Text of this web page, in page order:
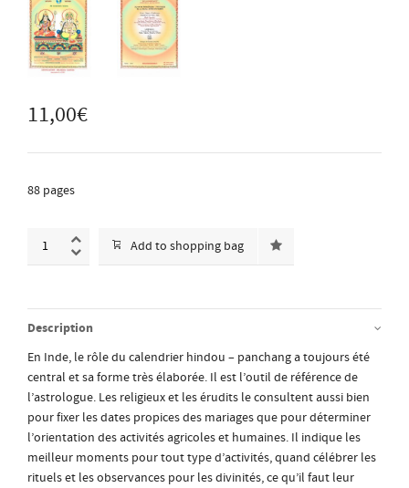
11,00€
88 pages
Add to shopping bag
Description
En Inde, le rôle du calendrier hindou – panchang a toujours été
central et sa forme très élaborée. Il est l’outil de référence de
l’astrologue. Les religieux et les érudits le consultent aussi bien
pour fixer les dates propices des mariages que pour déterminer
l’orientation des activités agricoles et humaines. Il indique les
meilleur moments pour tout type d’activités, quand célébrer les
rituels et les observances pour les divinités, ce qu’il faut leur